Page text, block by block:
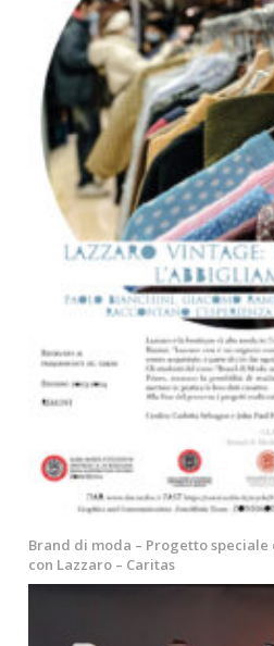
Brand di moda – Progetto
con Lazzaro – Caritas